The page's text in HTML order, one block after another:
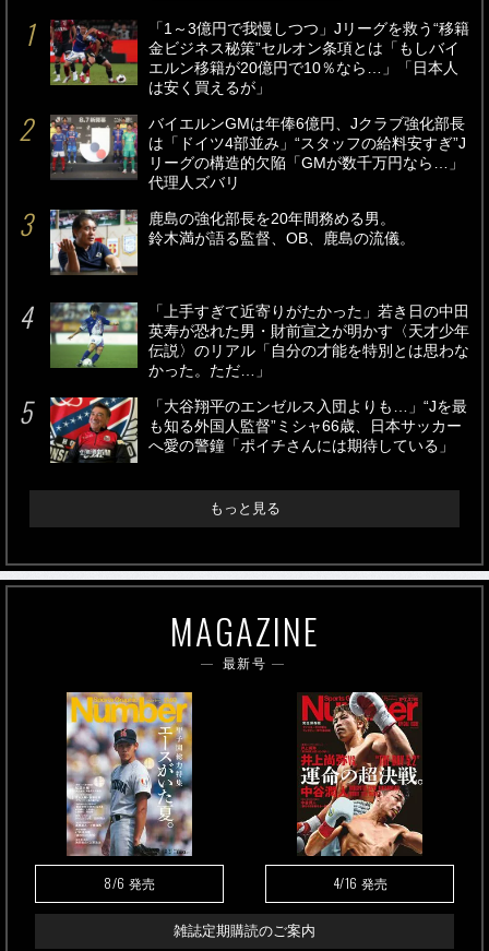
「1～3億円で我慢しつつ」Jリーグを救う“移籍
金ビジネス秘策”セルオン条項とは「もしバイ
エルン移籍が20億円で10％なら…」「日本人
は安く買えるが」
バイエルンGMは年俸6億円、Jクラブ強化部長
は「ドイツ4部並み」“スタッフの給料安すぎ”J
リーグの構造的欠陥「GMが数千万円なら…」
代理人ズバリ
鹿島の強化部長を20年間務める男。
鈴木満が語る監督、OB、鹿島の流儀。
「上手すぎて近寄りがたかった」若き日の中田
英寿が恐れた男・財前宣之が明かす〈天才少年
伝説〉のリアル「自分の才能を特別とは思わな
かった。ただ…」
「大谷翔平のエンゼルス入団よりも…」“Jを最
も知る外国人監督”ミシャ66歳、日本サッカー
へ愛の警鐘「ポイチさんには期待している」
もっと見る
MAGAZINE
最新号
8/6 発売 4/16 発売
雑誌定期購読のご案内